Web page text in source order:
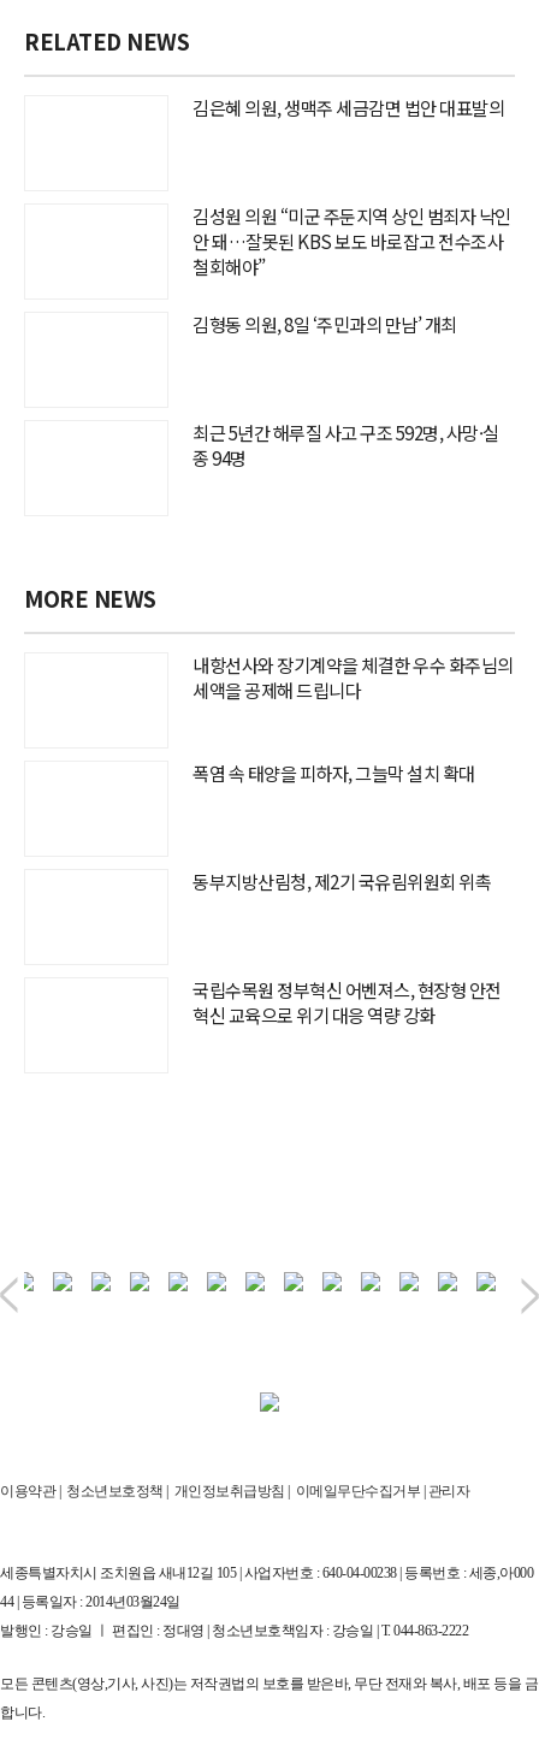
RELATED NEWS
김은혜 의원, 생맥주 세금감면 법안 대표발의
김성원 의원 “미군 주둔지역 상인 범죄자 낙인
안 돼…잘못된 KBS 보도 바로잡고 전수조사
철회해야”
김형동 의원, 8일 ‘주민과의 만남’ 개최
최근 5년간 해루질 사고 구조 592명, 사망·실
종 94명
MORE NEWS
내항선사와 장기계약을 체결한 우수 화주님의
세액을 공제해 드립니다
폭염 속 태양을 피하자, 그늘막 설치 확대
동부지방산림청, 제2기 국유림위원회 위촉
국립수목원 정부혁신 어벤져스, 현장형 안전
혁신 교육으로 위기 대응 역량 강화
이용약관| 청소년보호정책 | 개인정보취급방침 | 이메일무단수집거부 | 관리자
세종특별자치시 조치원읍 새내12길 105 | 사업자번호 : 640-04-00238 | 등록번호 : 세종,아000
44 | 등록일자 : 2014년03월24일
발행인 : 강승일 ㅣ 편집인 : 정대영 | 청소년보호책임자 : 강승일 | T. 044-863-2222
모든 콘텐츠(영상,기사, 사진)는 저작권법의 보호를 받은바, 무단 전재와 복사, 배포 등을 금
합니다.